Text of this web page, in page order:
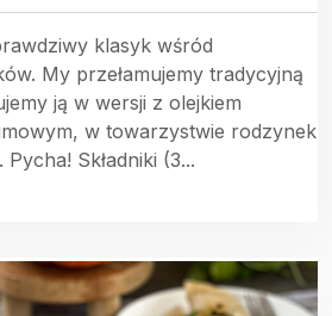
klasyk wśród
My przełamujemy tradycyjną
ją w wersji z olejkiem
w towarzystwie rodzynek
Składniki (3...